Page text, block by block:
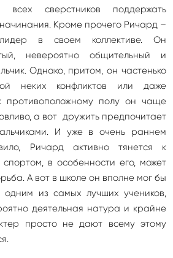
сверстников поддержать
Кроме прочего Ричард –
в своем коллективе. Он
невероятно общительный и
Однако, притом, он частенько
неких конфликтов или даже
противоположному полу он чаще
а вот дружить предпочитает
И уже в очень раннем
Ричард активно тянется к
в особенности его, может
А вот в школе он вполне мог бы
одним из самых лучших учеников,
деятельная натура и крайне
просто не дают всему этому